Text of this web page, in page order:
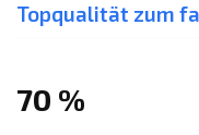
Topqualität zum
70 %